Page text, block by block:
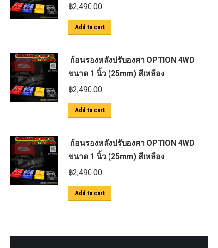
฿2,490.00
Add to cart
ก้อนรองหลังปรับองศา OPTION 4WD
ขนาด 1 นิ้ว (25mm) สีเหลือง
฿2,490.00
Add to cart
ก้อนรองหลังปรับองศา OPTION 4WD
ขนาด 1 นิ้ว (25mm) สีเหลือง
฿2,490.00
Add to cart